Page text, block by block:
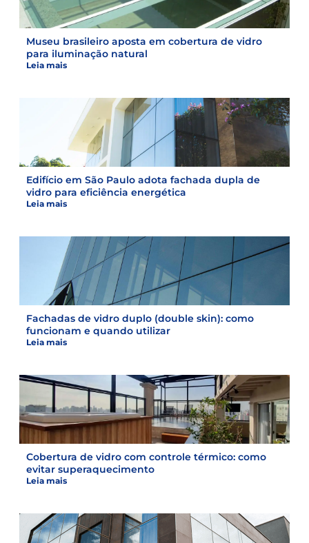
Museu brasileiro aposta em cobertura de vidro
para iluminação natural
Leia mais
Edifício em São Paulo adota fachada dupla de
vidro para eficiência energética
Leia mais
Fachadas de vidro duplo (double skin): como
funcionam e quando utilizar
Leia mais
Cobertura de vidro com controle térmico: como
evitar superaquecimento
Leia mais